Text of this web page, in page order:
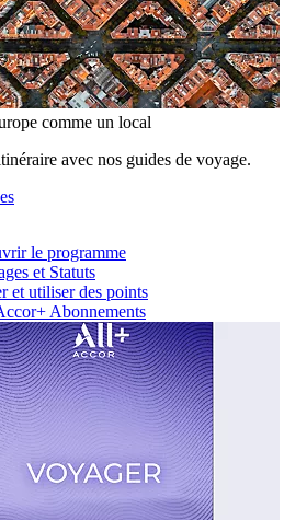
comme un local
avec nos guides de voyage.
le programme
et Statuts
et utiliser des points
Abonnements